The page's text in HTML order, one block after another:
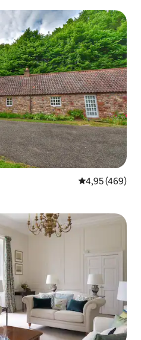
oznakom „Odabrali gosti”
Prosječna
4,95 (469)